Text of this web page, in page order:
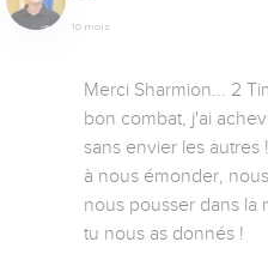
10 mois
Merci Sharmion... 2
bon combat, j'ai
sans envier les
à nous émonder,
nous pousser dans la
tu nous as donnés !